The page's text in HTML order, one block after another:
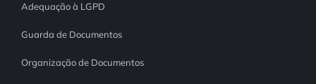
Adequação à LGPD
Guarda de Documentos
Organização de Documentos